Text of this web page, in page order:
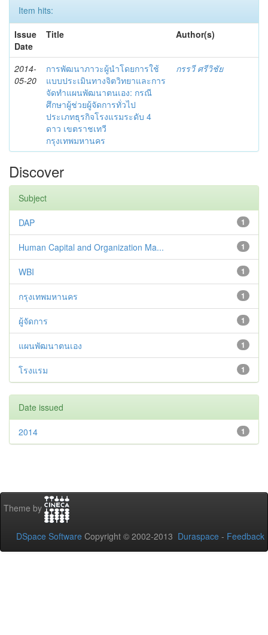
Item hits:
Issue
Date
Title Author(s)
2014-
05-20
การพัฒนาภาวะผู้นำโดยการใช้
แบบประเมินทางจิตวิทยาและการ
จัดทำแผนพัฒนาตนเอง: กรณี
ศึกษาผู้ช่วยผู้จัดการทั่วไป
ประเภทธุรกิจโรงแรมระดับ 4
ดาว เขตราชเทวี
กรุงเทพมหานคร
กรรวี ศรีวิชัย
Discover
Subject
1
DAP
1
Human Capital and Organization Ma...
1
WBI
1
กรุงเทพมหานคร
1
ผู้จัดการ
1
แผนพัฒนาตนเอง
1
โรงแรม
Date issued
1
2014
Theme by
DSpace Software Copyright © 2002-2013 Duraspace - Feedback